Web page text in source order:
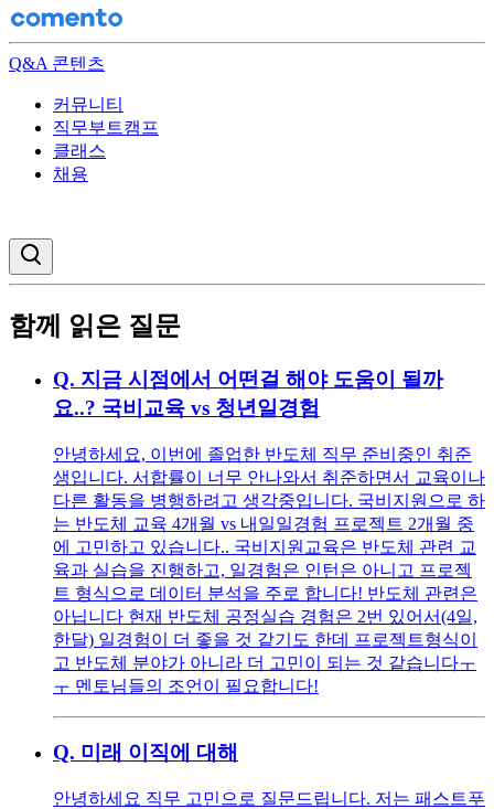
Q&A 콘텐츠
커뮤니티
직무부트캠프
클래스
채용
함께 읽은 질문
Q. 지금 시점에서 어떤걸 해야 도움이 될까
요..? 국비교육 vs 청년일경험
안녕하세요, 이번에 졸업한 반도체 직무 준비중인 취준
생입니다. 서합률이 너무 안나와서 취준하면서 교육이나
다른 활동을 병행하려고 생각중입니다. 국비지원으로 하
는 반도체 교육 4개월 vs 내일일경험 프로젝트 2개월 중
에 고민하고 있습니다.. 국비지원교육은 반도체 관련 교
육과 실습을 진행하고, 일경험은 인턴은 아니고 프로젝
트 형식으로 데이터 분석을 주로 합니다! 반도체 관련은
아닙니다 현재 반도체 공정실습 경험은 2번 있어서(4일,
한달) 일경험이 더 좋을 것 같기도 한데 프로젝트형식이
고 반도체 분야가 아니라 더 고민이 되는 것 같습니다ㅜ
ㅜ 멘토님들의 조언이 필요합니다!
Q. 미래 이직에 대해
안녕하세요 직무 고민으로 질문드립니다. 저는 패스트푸